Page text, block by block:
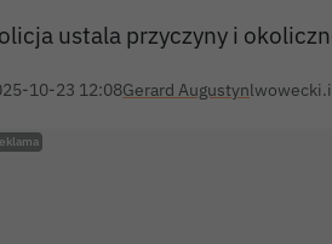
ustala przyczyny i
10-23 12:08Gerard Augustyn